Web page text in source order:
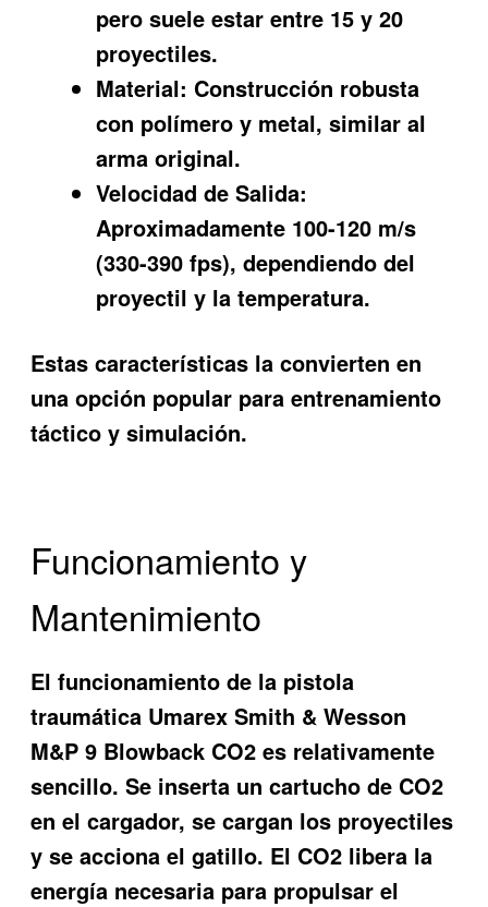
pero suele estar entre 15 y 20
proyectiles.
Material: Construcción robusta
con polímero y metal, similar al
arma original.
Velocidad de Salida:
Aproximadamente 100-120 m/s
(330-390 fps), dependiendo del
proyectil y la temperatura.
Estas características la convierten en
una opción popular para entrenamiento
táctico y simulación.
Funcionamiento y
Mantenimiento
El funcionamiento de la pistola
traumática Umarex Smith & Wesson
M&P 9 Blowback CO2 es relativamente
sencillo. Se inserta un cartucho de CO2
en el cargador, se cargan los proyectiles
y se acciona el gatillo. El CO2 libera la
energía necesaria para propulsar el